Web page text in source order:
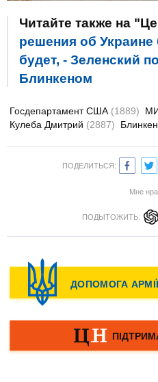
Читайте также на
решения об Украине
будет, - Зеленский
Блинкеном
Госдепартамент США (1889)
Кулеба Дмитрий (2887)
ПОДЕЛИТЬСЯ:
Мне
ПОДЫТОЖИТЬ: